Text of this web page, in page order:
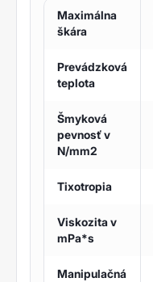
Maximálna
škára
Prevádzková
teplota
Šmyková
pevnosť v
N/mm2
Tixotropia
Viskozita v
mPa*s
Manipulačná